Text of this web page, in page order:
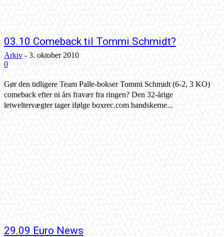
03.10 Comeback til Tommi Schmidt?
Arkiv - 3. oktober 2010
0
Gør den tidligere Team Palle-bokser Tommi Schmidt (6-2, 3 KO)
comeback efter ni års fravær fra ringen? Den 32-årige
letweltervægter tager ifølge boxrec.com handskerne...
29.09 Euro News